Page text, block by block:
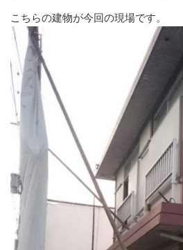
こちらの建物が今回の現場です。